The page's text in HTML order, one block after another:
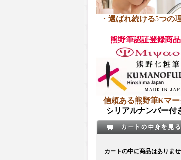
・選ばれ続ける5つの
熊野筆認証登録商品
信頼ある熊野筆Kマー
シリアルナンバー付
カートの中に商品はありま